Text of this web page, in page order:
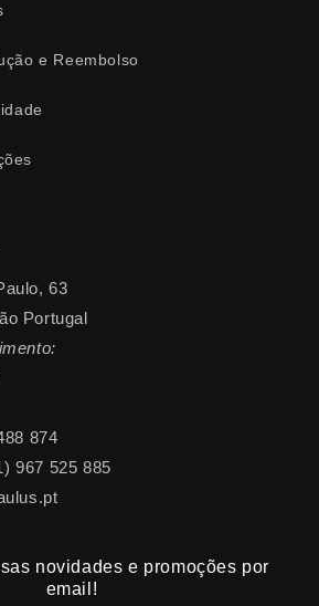
e Reembolso
63
Portugal
874
967 525 885
novidades e promoções por
email!